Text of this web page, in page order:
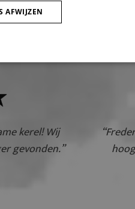
kerel! Wij
gevonden.”
AFWIJZEN